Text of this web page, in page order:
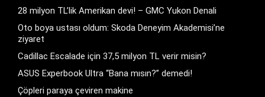
28 milyon TL’lik Amerikan devi! – GMC Yukon Denali
Oto boya ustası oldum: Skoda Deneyim Akademisi’ne
ziyaret
Cadillac Escalade için 37,5 milyon TL verir misin?
ASUS Experbook Ultra “Bana mısın?” demedi!
Çöpleri paraya çeviren makine